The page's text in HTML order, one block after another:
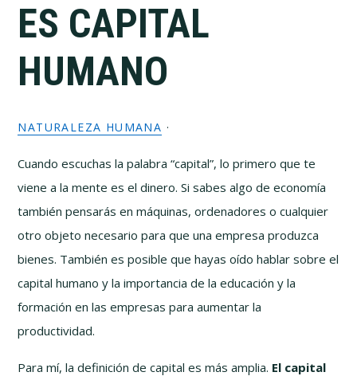
ES CAPITAL
HUMANO
NATURALEZA HUMANA ·
Cuando escuchas la palabra “capital”, lo primero que te
viene a la mente es el dinero. Si sabes algo de economía
también pensarás en máquinas, ordenadores o cualquier
otro objeto necesario para que una empresa produzca
bienes. También es posible que hayas oído hablar sobre el
capital humano y la importancia de la educación y la
formación en las empresas para aumentar la
productividad.
Para mí, la definición de capital es más amplia. El capital